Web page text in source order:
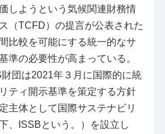
しようという気候関連財務情
（TCFD）の提言が公表された
比較を可能にする統一的なサ
準の必要性が高まっている。
団は2021年３月に国際的に統
ティ開示基準を策定する方針
主体として国際サステナビリ
、ISSBという。）を設立し